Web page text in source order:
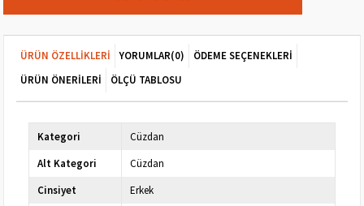
ÜRÜN ÖZELLIKLERI YORUMLAR(0)
ÖDEME SEÇENEKLERI
ÜRÜN ÖNERILERI
ÖLÇÜ TABLOSU
Kategori
Cüzdan
Alt Kategori
Cüzdan
Cinsiyet
Erkek